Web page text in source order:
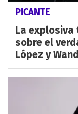
PICANTE
La explosiva
sobre el
López y